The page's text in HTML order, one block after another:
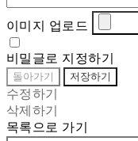
이미지 업로드
비밀글로 지정하기
돌아가기 저장하기
수정하기
삭제하기
목록으로 가기